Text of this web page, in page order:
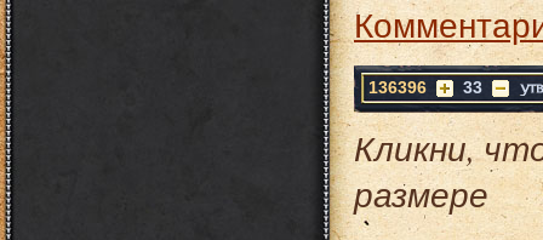
136396 33
Кликни,
размере